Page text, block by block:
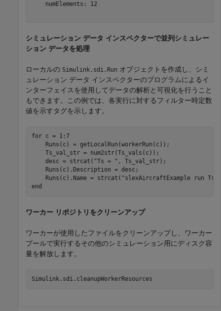
    numElements: 12
シミュレーション データ インスペクターで並列シミュレー
ション データを処理
ローカルの Simulink.sdi.Run オブジェクトを作成し、シミ
ュレーション データ インスペクターのプログラムによるイ
ンターフェイスを使用してデータの解析と可視化を行うこと
もできます。この例では、各実行に対するフィルター時定数
値を示すタグを示します。
for c = 1:7
    Runs(c) = getLocalRun(workerRun(c));
    Ts_val_str = num2str(Ts_vals(c));
    desc = strcat(
"Ts = " , Ts_val_str);
    Runs(c).Description = desc;
    Runs(c).Name = strcat(
"slexAircraftExample run Ts="
end
ワーカー リポジトリをクリーンアップ
ワーカーが使用したファイルをクリーンアップし、ワーカー
プールで実行するその他のシミュレーション用にディスク容
量を解放します。
Simulink.sdi.cleanupWorkerResources